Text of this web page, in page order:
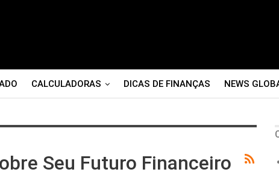
CALCULADORAS DICAS DE FINANÇAS NEWS
Seu Futuro Financeiro